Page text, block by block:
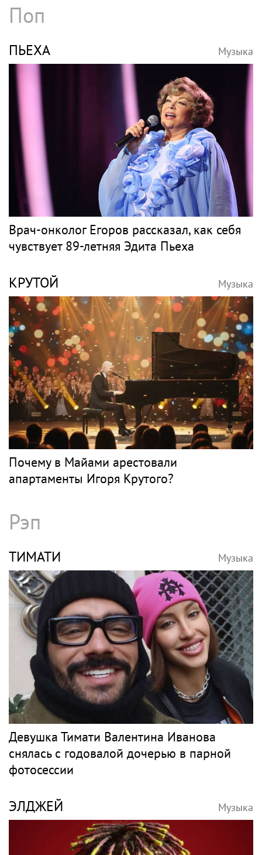
Поп
ПЬЕХА Музыка
Врач-онколог Егоров рассказал, как себя
чувствует 89-летняя Эдита Пьеха
КРУТОЙ Музыка
Почему в Майами арестовали
апартаменты Игоря Крутого?
Рэп
ТИМАТИ Музыка
Девушка Тимати Валентина Иванова
снялась с годовалой дочерью в парной
фотосессии
ЭЛДЖЕЙ Музыка